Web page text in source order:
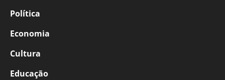
Política
Economia
Cultura
Educação